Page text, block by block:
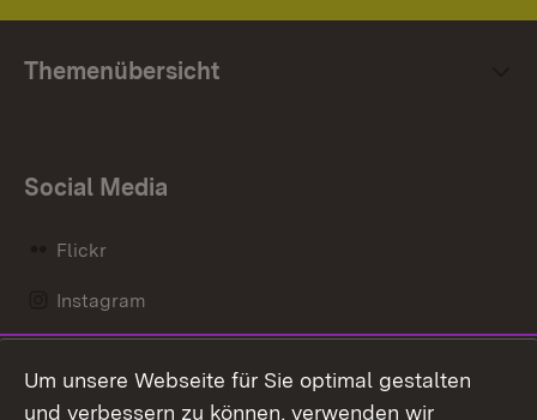
Themenübersicht
Social Media
Flickr
Instagram
Mastodon
Um unsere Webseite für Sie optimal gestalten
und verbessern zu können, verwenden wir